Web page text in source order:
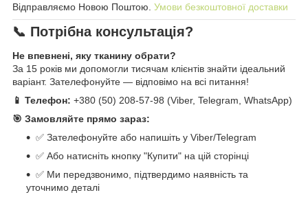
Відправляємо Новою Поштою. Умови безкоштовної доставки
📞 Потрібна консультація?
Не впевнені, яку тканину обрати?
За 15 років ми допомогли тисячам клієнтів знайти ідеальний
варіант. Зателефонуйте — відповімо на всі питання!
📱 Телефон: +380 (50) 208-57-98 (Viber, Telegram, WhatsApp)
🎯 Замовляйте прямо зараз:
✅ Зателефонуйте або напишіть у Viber/Telegram
✅ Або натисніть кнопку "Купити" на цій сторінці
✅ Ми передзвонимо, підтвердимо наявність та
уточнимо деталі